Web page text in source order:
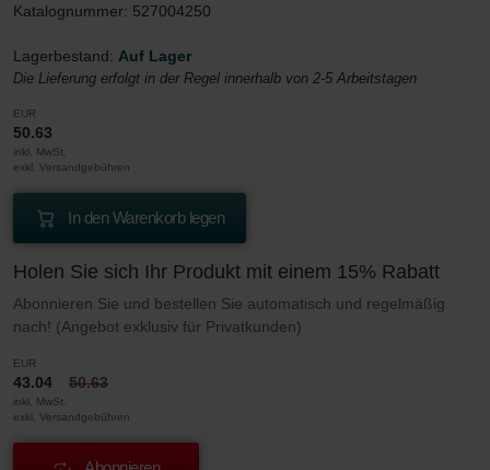
Katalognummer: 527004250
Lagerbestand: Auf Lager
Die Lieferung erfolgt in der Regel innerhalb von 2-5 Arbeitstagen
EUR
50.63
inkl. MwSt.
exkl. Versandgebühren
In den Warenkorb legen
Holen Sie sich Ihr Produkt mit einem 15% Rabatt
Abonnieren Sie und bestellen Sie automatisch und regelmäßig
nach! (Angebot exklusiv für Privatkunden)
EUR
43.04 50.63
inkl. MwSt.
exkl. Versandgebühren